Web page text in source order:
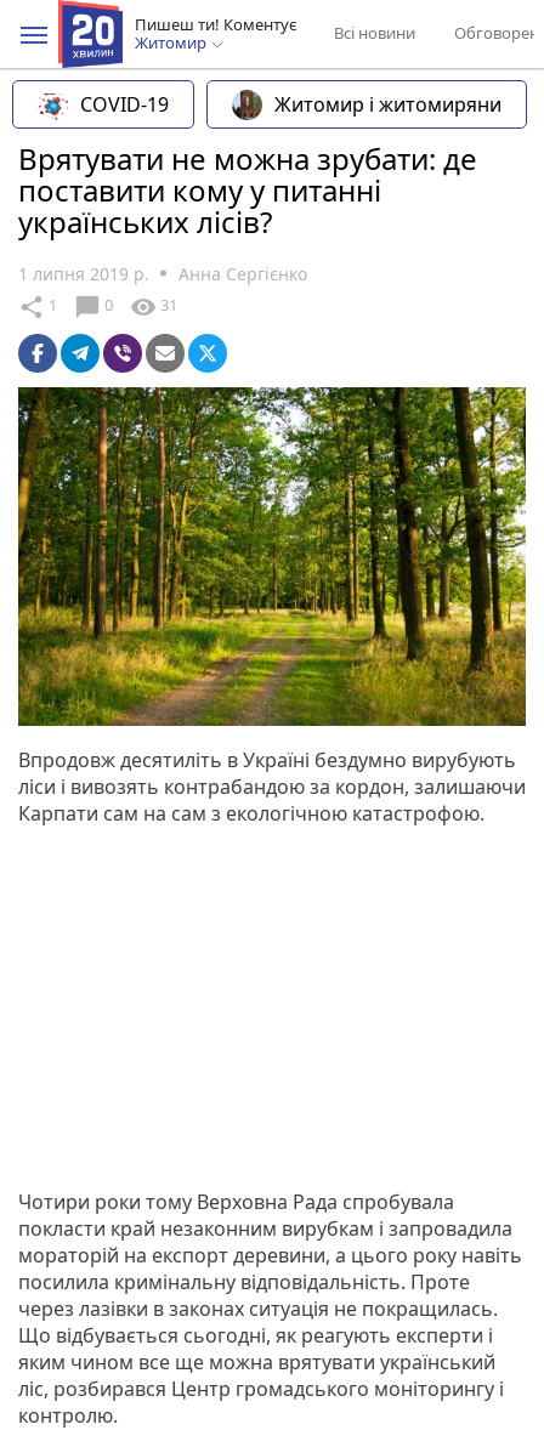
Пишеш ти! Коментує
Житомир
Всі новини
COVID-19 Житомир і житомиряни
Врятувати не можна зрубати: де
поставити кому у питанні
українських лісів?
1 липня 2019 р. Анна Сергієнко
share 1 chat_bubble 0 visibility 31
Впродовж десятиліть в Україні бездумно вирубують
ліси і вивозять контрабандою за кордон, залишаючи
Карпати сам на сам з екологічною катастрофою.
Чотири роки тому Верховна Рада спробувала
покласти край незаконним вирубкам і запровадила
мораторій на експорт деревини, а цього року навіть
посилила кримінальну відповідальність. Проте
через лазівки в законах ситуація не покращилась.
Що відбувається сьогодні, як реагують експерти і
яким чином все ще можна врятувати український
ліс, розбирався Центр громадського моніторингу і
контролю.